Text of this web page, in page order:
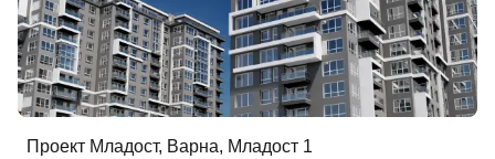
Проект Младост, Варна, Младост 1